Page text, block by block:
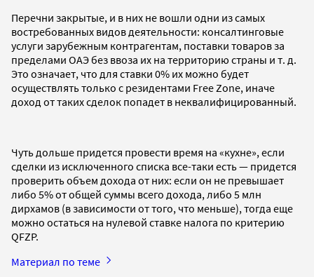
Перечни закрытые, и в них не вошли одни из самых
востребованных видов деятельности: консалтинговые
услуги зарубежным контрагентам, поставки товаров за
пределами ОАЭ без ввоза их на территорию страны и т. д.
Это означает, что для ставки 0% их можно будет
осуществлять только с резидентами Free Zone, иначе
доход от таких сделок попадет в неквалифицированный.
Чуть дольше придется провести время на «кухне», если
сделки из исключенного списка все-таки есть — придется
проверить объем дохода от них: если он не превышает
либо 5% от общей суммы всего дохода, либо 5 млн
дирхамов (в зависимости от того, что меньше), тогда еще
можно остаться на нулевой ставке налога по критерию
QFZP.
Материал по теме